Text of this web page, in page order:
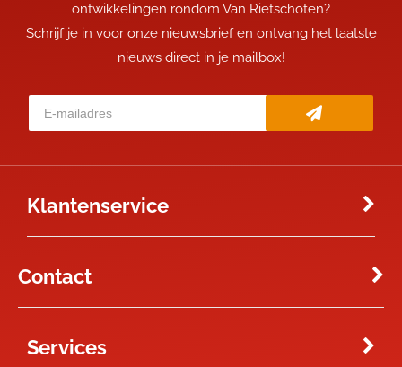
ontwikkelingen rondom Van Rietschoten?
Schrijf je in voor onze nieuwsbrief en ontvang het laatste
nieuws direct in je mailbox!
Klantenservice
Contact
Services